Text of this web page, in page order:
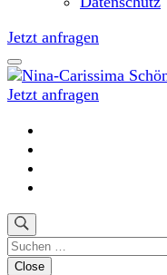
Jetzt anfragen
Nina-
Jetzt anfragen
Suchen
nach:
Close